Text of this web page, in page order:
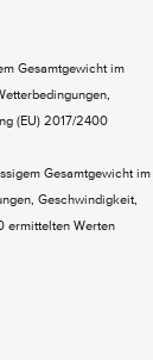
Gesamtgewicht im
(EU) 2017/2400
Gesamtgewicht im
Geschwindigkeit,
ermittelten Werten